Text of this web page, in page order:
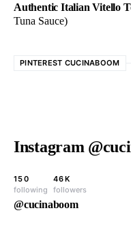
Authentic Italian Vitello
Tuna Sauce)
PINTEREST CUCINABOOM
Instagram
150
following
46K
followers
@cucinaboom